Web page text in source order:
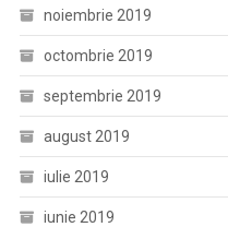
noiembrie 2019
octombrie 2019
septembrie 2019
august 2019
iulie 2019
iunie 2019